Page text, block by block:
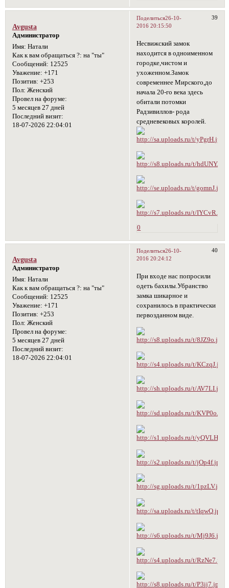
Поделиться 39
26-10-
2016 20:15:50
Avgusta
Администратор
Имя: Натали
Как к вам обращаться ?: на "ты"
Сообщений: 12525
Уважение: +171
Позитив: +253
Пол: Женский
Провел на форуме:
5 месяцев 27 дней
Последний визит:
18-07-2026 22:04:01
Несвижский замок
находится в одноименном
городке,чистом и
ухоженном.Замок
современнее Мирского,до
начала 20-го века здесь
обитали потомки
Радзивиллов- рода
средневековых королей.
0
Поделиться 40
26-10-
2016 20:24:12
Avgusta
Администратор
Имя: Натали
Как к вам обращаться ?: на "ты"
Сообщений: 12525
Уважение: +171
Позитив: +253
Пол: Женский
Провел на форуме:
5 месяцев 27 дней
Последний визит:
18-07-2026 22:04:01
При входе нас попросили
одеть бахилы.Убранство
замка шикарное и
сохранилось в практически
первозданном виде.